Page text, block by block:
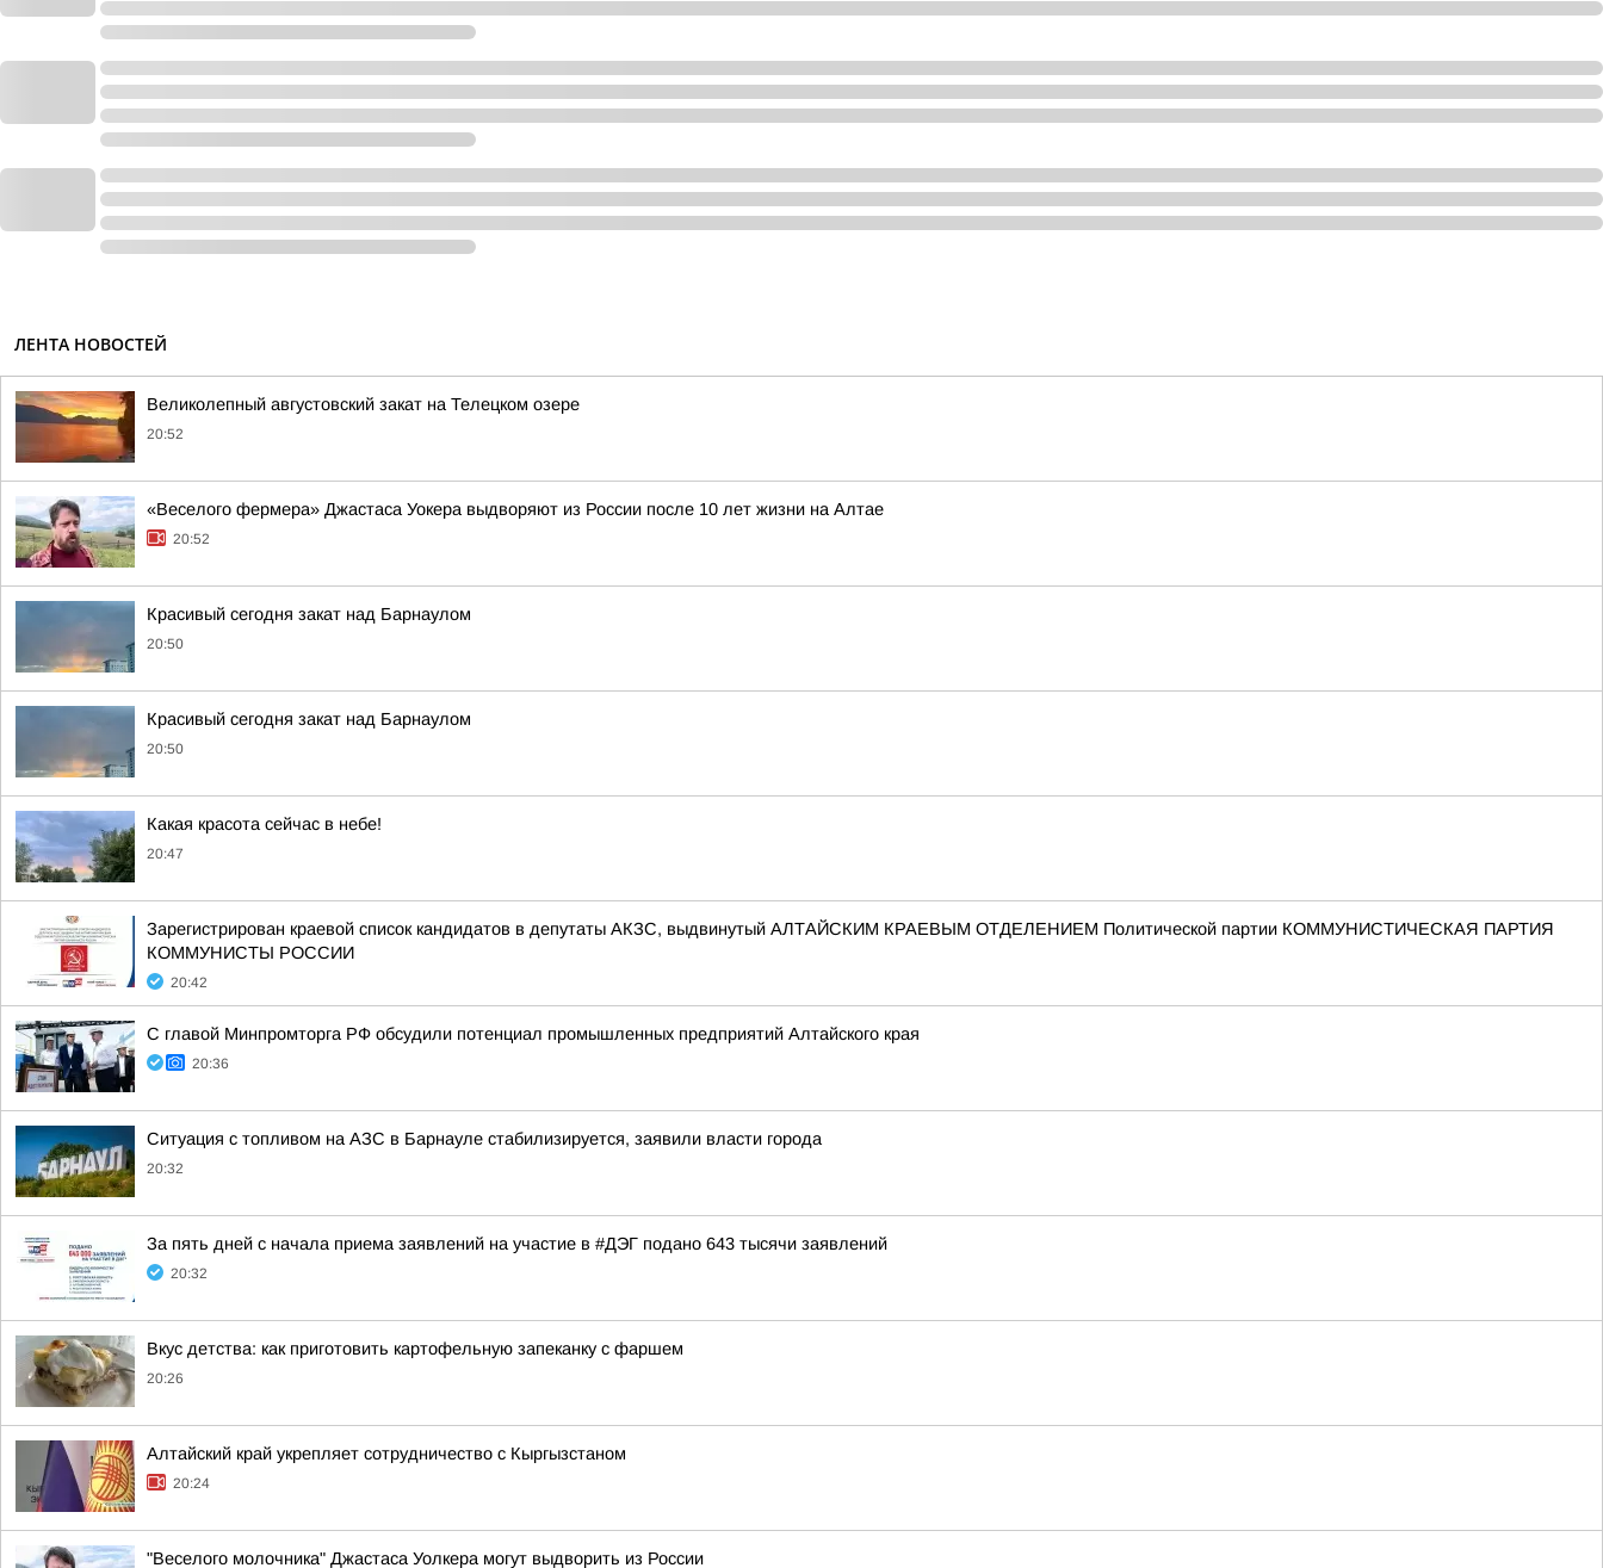
ЛЕНТА НОВОСТЕЙ
Великолепный августовский закат на Телецком озере
20:52
«Веселого фермера» Джастаса Уокера выдворяют из России после 10 лет жизни на Алтае
20:52
Красивый сегодня закат над Барнаулом
20:50
Красивый сегодня закат над Барнаулом
20:50
Какая красота сейчас в небе!
20:47
Зарегистрирован краевой список кандидатов в депутаты АКЗС, выдвинутый АЛТАЙСКИМ КРАЕВЫМ ОТДЕЛЕНИЕМ Политической партии КОММУНИСТИЧЕСКАЯ ПАРТИЯ
КОММУНИСТЫ РОССИИ
20:42
С главой Минпромторга РФ обсудили потенциал промышленных предприятий Алтайского края
20:36
Ситуация с топливом на АЗС в Барнауле стабилизируется, заявили власти города
20:32
За пять дней с начала приема заявлений на участие в #ДЭГ подано 643 тысячи заявлений
20:32
Вкус детства: как приготовить картофельную запеканку с фаршем
20:26
Алтайский край укрепляет сотрудничество с Кыргызстаном
20:24
"Веселого молочника" Джастаса Уолкера могут выдворить из России